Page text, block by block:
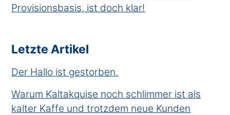
Provisionsbasis, ist doch klar!
Letzte Artikel
Der Hallo ist gestorben.
Warum Kaltakquise noch schlimmer ist als
kalter Kaffe und trotzdem neue Kunden